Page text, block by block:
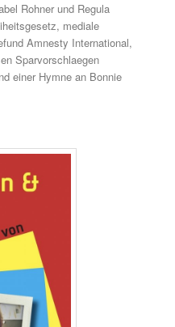
Rohner und Regula
mediale
Amnesty International,
Sparvorschlaegen
einer Hymne an Bonnie